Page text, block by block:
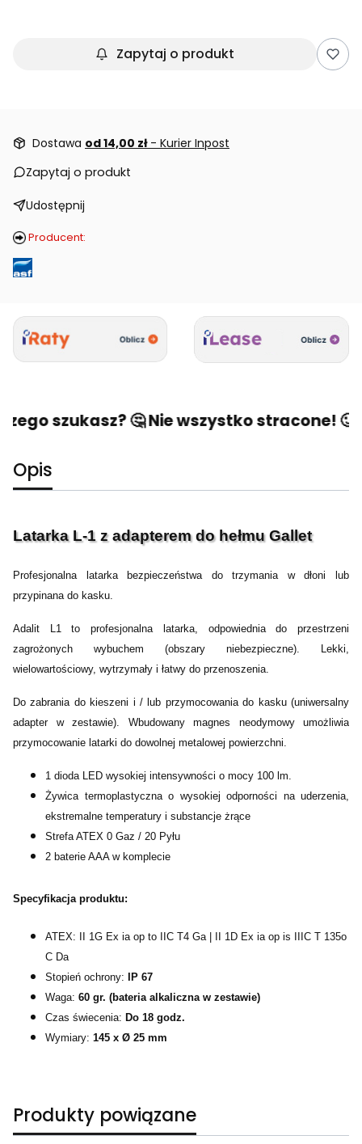
Zapytaj o produkt
Dostawa od 14,00 zł - Kurier Inpost
Zapytaj o produkt
Udostępnij
Producent:
szukasz? 🤔 Nie wszystko stracone! 🙂
Opis
Latarka L-1 z adapterem do hełmu Gallet
Profesjonalna latarka bezpieczeństwa do trzymania w dłoni lub
przypinana do kasku.
Adalit L1 to profesjonalna latarka, odpowiednia do przestrzeni
zagrożonych wybuchem (obszary niebezpieczne). Lekki,
wielowartościowy, wytrzymały i łatwy do przenoszenia.
Do zabrania do kieszeni i / lub przymocowania do kasku (uniwersalny
adapter w zestawie). Wbudowany magnes neodymowy umożliwia
przymocowanie latarki do dowolnej metalowej powierzchni.
1 dioda LED wysokiej intensywności o mocy 100 lm.
Żywica termoplastyczna o wysokiej odporności na uderzenia,
ekstremalne temperatury i substancje żrące
Strefa ATEX 0 Gaz / 20 Pyłu
2 baterie AAA w komplecie
Specyfikacja produktu:
ATEX: II 1G Ex ia op to IIC T4 Ga | II 1D Ex ia op is IIIC T 135o
C Da
Stopień ochrony: IP 67
Waga: 60 gr. (bateria alkaliczna w zestawie)
Czas świecenia: Do 18 godz.
Wymiary: 145 x Ø 25 mm
Produkty powiązane